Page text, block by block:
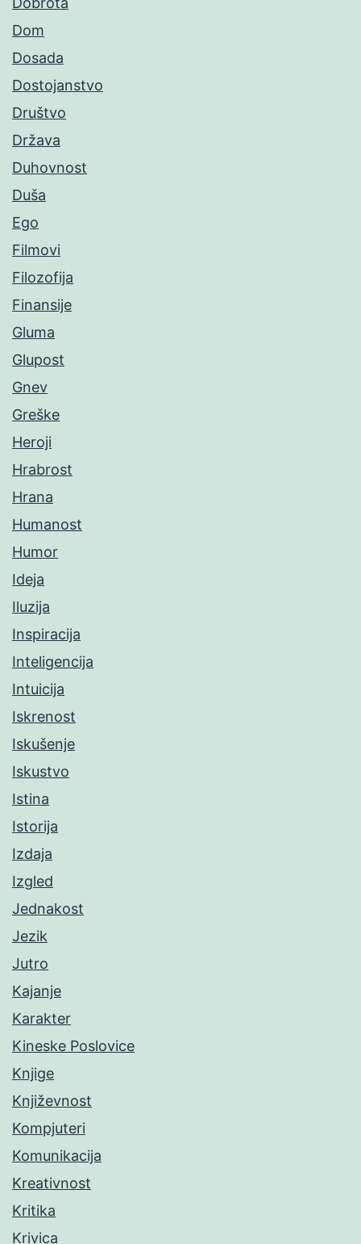
Dom
Dosada
Dostojanstvo
Društvo
Država
Duhovnost
Duša
Ego
Filmovi
Filozofija
Finansije
Gluma
Glupost
Gnev
Greške
Heroji
Hrabrost
Hrana
Humanost
Humor
Ideja
Iluzija
Inspiracija
Inteligencija
Intuicija
Iskrenost
Iskušenje
Iskustvo
Istina
Istorija
Izdaja
Izgled
Jednakost
Jezik
Jutro
Kajanje
Karakter
Kineske Poslovice
Knjige
Književnost
Kompjuteri
Komunikacija
Kreativnost
Kritika
Krivica